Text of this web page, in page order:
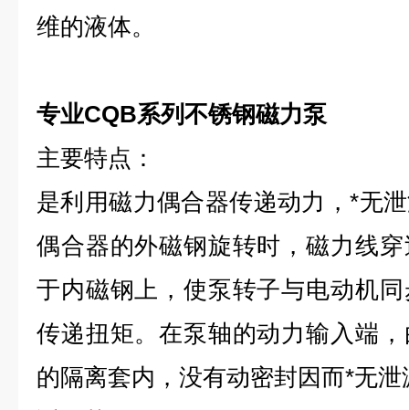
维的液体。
专业CQB系列不锈钢磁力泵
主要特点：
是利用磁力偶合器传递动力，*无
偶合器的外磁钢旋转时，磁力线
于内磁钢上，使泵转子与电动机
传递扭矩。在泵轴的动力输入端
的隔离套内，没有动密封因而*无泄